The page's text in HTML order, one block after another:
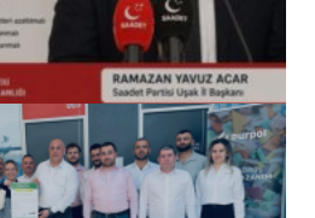
14/07/2026